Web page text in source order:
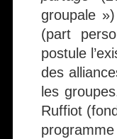
groupale
(part
postule
des
les
Ruffiot